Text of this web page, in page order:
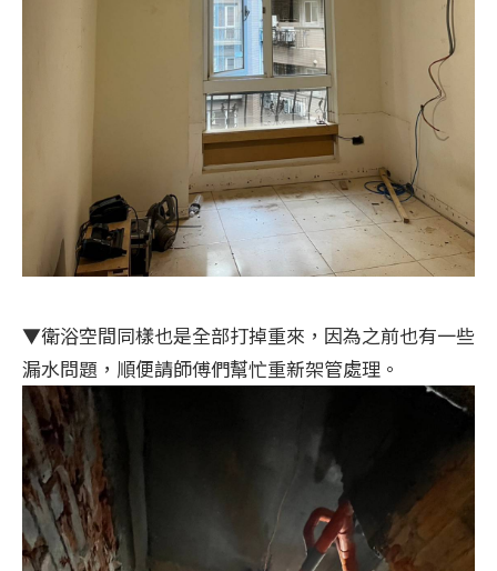
▼衛浴空間同樣也是全部打掉重來，因為之前也有一些
漏水問題，順便請師傅們幫忙重新架管處理。